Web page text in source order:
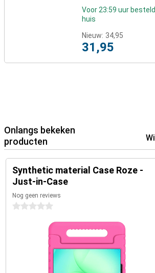
Voor 23:59 uur
huis
Nieuw: 34,95
31,95
Onlangs bekeken
producten
Synthetic material Case Roze -
Just-in-Case
Nog geen reviews
0 sterren